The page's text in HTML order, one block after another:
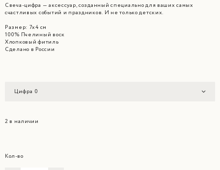
Свеча-цифра — аксессуар, созданный специально для ваших самых
счастливых событий и праздников. И не только детских.
Размер: 7х4 см
100% Пчелиный воск
Хлопковый фитиль
Сделано в России
Цифра 0
2 в наличии
Кол-во